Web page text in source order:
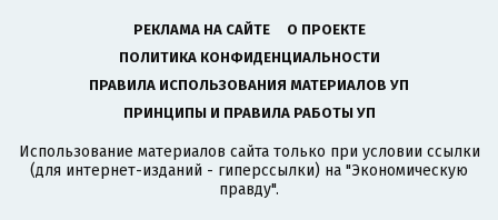
РЕКЛАМА НА САЙТЕ
О ПРОЕКТЕ
ПОЛИТИКА КОНФИДЕНЦИАЛЬНОСТИ
ПРАВИЛА ИСПОЛЬЗОВАНИЯ МАТЕРИАЛОВ УП
ПРИНЦИПЫ И ПРАВИЛА РАБОТЫ УП
Использование материалов сайта только при условии ссылки
(для интернет-изданий - гиперссылки) на "Экономическую
правду".